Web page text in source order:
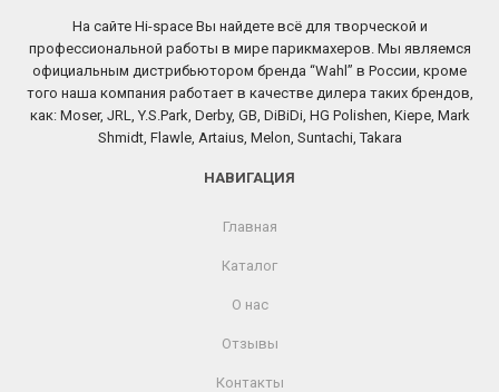
На сайте Hi-space Вы найдете всё для творческой и
профессиональной работы в мире парикмахеров. Мы являемся
официальным дистрибьютором бренда “Wahl” в России, кроме
того наша компания работает в качестве дилера таких брендов,
как: Moser, JRL, Y.S.Park, Derby, GB, DiBiDi, HG Polishen, Kiepe, Mark
Shmidt, Flawle, Artaius, Melon, Suntachi, Takara
НАВИГАЦИЯ
Главная
Каталог
О нас
Отзывы
Контакты